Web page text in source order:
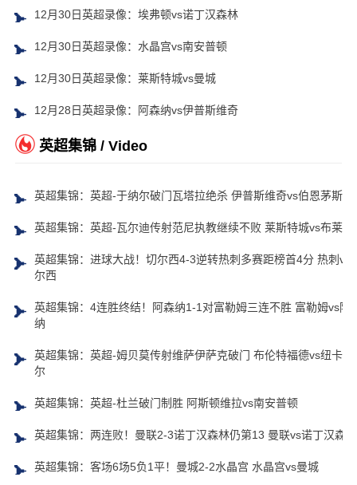
12月30日英超录像：埃弗顿vs诺丁汉森林
12月30日英超录像：水晶宫vs南安普顿
12月30日英超录像：莱斯特城vs曼城
12月28日英超录像：阿森纳vs伊普斯维奇
英超集锦 / Video
英超集锦：英超-于纳尔破门瓦塔拉绝杀 伊普斯维奇vs伯恩茅斯
英超集锦：英超-瓦尔迪传射范尼执教继续不败 莱斯特城vs布莱顿
英超集锦：进球大战！切尔西4-3逆转热刺多赛距榜首4分 热刺vs
尔西
英超集锦：4连胜终结！阿森纳1-1对富勒姆三连不胜 富勒姆vs阿
纳
英超集锦：英超-姆贝莫传射维萨伊萨克破门 布伦特福德vs纽卡斯
尔
英超集锦：英超-杜兰破门制胜 阿斯顿维拉vs南安普顿
英超集锦：两连败！曼联2-3诺丁汉森林仍第13 曼联vs诺丁汉森林
英超集锦：客场6场5负1平！曼城2-2水晶宫 水晶宫vs曼城